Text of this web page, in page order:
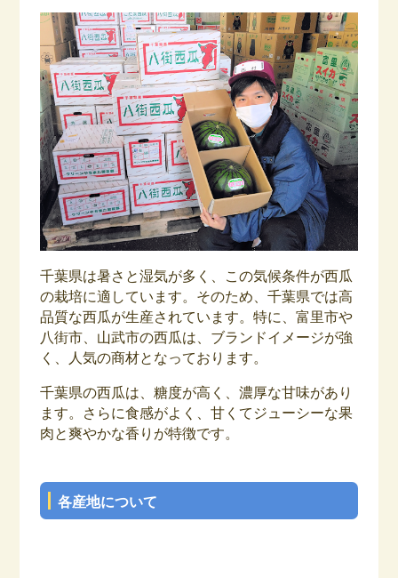
千葉県は暑さと湿気が多く、この気候条件が西瓜
の栽培に適しています。そのため、千葉県では高
品質な西瓜が生産されています。特に、富里市や
八街市、山武市の西瓜は、ブランドイメージが強
く、人気の商材となっております。
千葉県の西瓜は、糖度が高く、濃厚な甘味があり
ます。さらに食感がよく、甘くてジューシーな果
肉と爽やかな香りが特徴です。
各産地について